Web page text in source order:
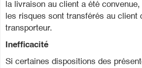
la livraison au client a été
les risques sont transférés au client
transporteur.
Inefficacité
Si certaines dispositions des